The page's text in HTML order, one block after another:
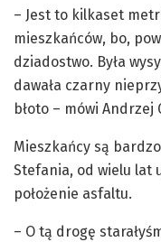
– Jest to kilkaset
mieszkańców, bo,
dziadostwo. Była
dawała czarny
błoto – mówi Andrzej
Mieszkańcy są
Stefania, od wielu lat
położenie asfaltu.
– O tą drogę